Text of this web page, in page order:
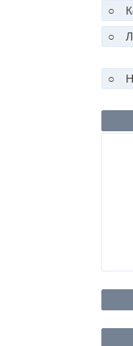
○
○
○